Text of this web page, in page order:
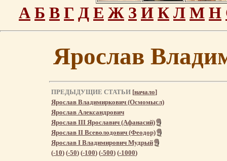
А Б В Г Д Е Ж З И К Л М Н
Ярослав
ПРЕДЫДУЩИЕ СТАТЬИ [начало]
Ярослав Владимиркович (Осмомысл)
Ярослав Александрович
Ярослав III Ярославич (Афанасий)
Ярослав II Всеволодович (Феодор)
Ярослав I Владимирович Мудрый
(-10) (-50) (-100) (-500) (-1000)